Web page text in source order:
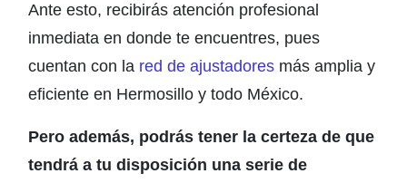
Ante esto, recibirás atención profesional
inmediata en donde te encuentres, pues
cuentan con la red de ajustadores más amplia y
eficiente en Hermosillo y todo México.
Pero además, podrás tener la certeza de que
tendrá a tu disposición una serie de